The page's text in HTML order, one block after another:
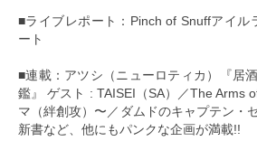
■ライブレポート：Pinch of Snuffアイル
ート
■連載：アツシ（ニューロティカ）『居
鑑』 ゲスト : TAISEI（SA）／The Arms
マ（絆創攻）〜／ダムドのキャプテン・
新書など、他にもパンクな企画が満載!!